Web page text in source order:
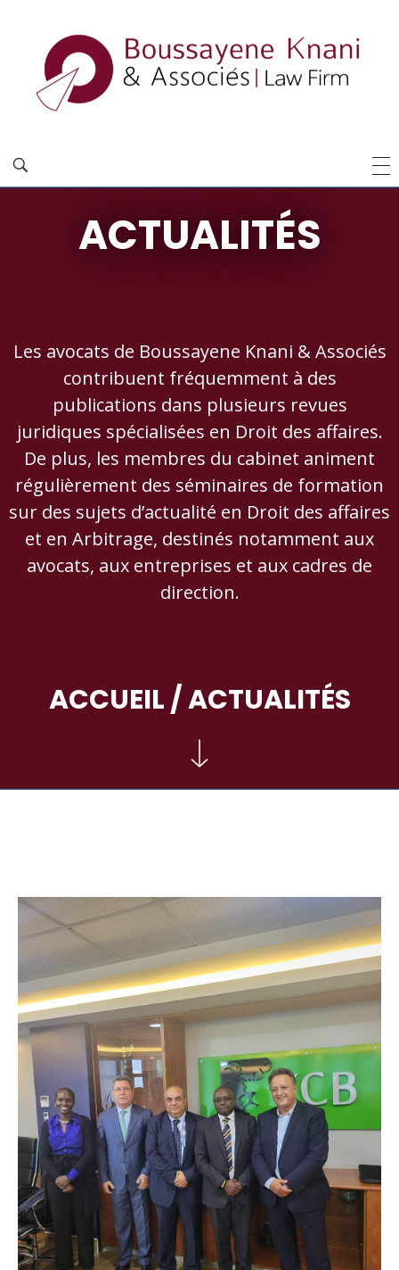
ACTUALITÉS
Les avocats de Boussayene Knani & Associés
contribuent fréquemment à des
publications dans plusieurs revues
juridiques spécialisées en Droit des affaires.
De plus, les membres du cabinet animent
régulièrement des séminaires de formation
sur des sujets d’actualité en Droit des affaires
et en Arbitrage, destinés notamment aux
avocats, aux entreprises et aux cadres de
direction.
ACCUEIL/ ACTUALITÉS